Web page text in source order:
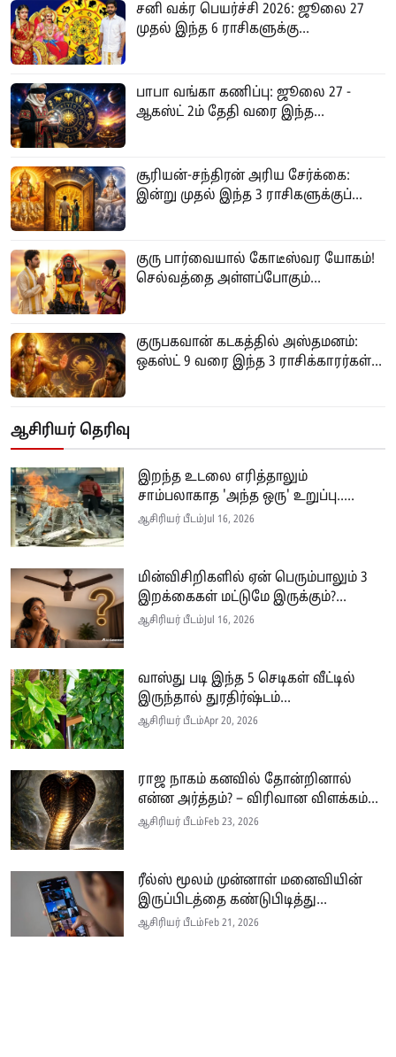
சனி வக்ர பெயர்ச்சி 2026: ஜூலை 27
முதல் இந்த 6 ராசிகளுக்கு...
பாபா வங்கா கணிப்பு: ஜூலை 27 -
ஆகஸ்ட் 2ம் தேதி வரை இந்த...
சூரியன்-சந்திரன் அரிய சேர்க்கை:
இன்று முதல் இந்த 3 ராசிகளுக்குப்...
குரு பார்வையால் கோடீஸ்வர யோகம்!
செல்வத்தை அள்ளப்போகும்...
குருபகவான் கடகத்தில் அஸ்தமனம்:
ஒகஸ்ட் 9 வரை இந்த 3 ராசிக்காரர்கள்...
ஆசிரியர் தெரிவு
இறந்த உடலை எரித்தாலும்
சாம்பலாகாத 'அந்த ஒரு' உறுப்பு.....
ஆசிரியர் பீடம் Jul 16, 2026
மின்விசிறிகளில் ஏன் பெரும்பாலும் 3
இறக்கைகள் மட்டுமே இருக்கும்?...
ஆசிரியர் பீடம் Jul 16, 2026
வாஸ்து படி இந்த 5 செடிகள் வீட்டில்
இருந்தால் துரதிர்ஷ்டம்...
ஆசிரியர் பீடம்Apr 20, 2026
ராஜ நாகம் கனவில் தோன்றினால்
என்ன அர்த்தம்? – விரிவான விளக்கம்...
ஆசிரியர் பீடம்Feb 23, 2026
ரீல்ஸ் மூலம் முன்னாள் மனைவியின்
இருப்பிடத்தை கண்டுபிடித்து...
ஆசிரியர் பீடம்Feb 21, 2026